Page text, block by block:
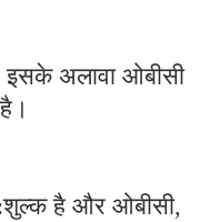
अलावा ओबीसी
है और ओबीसी,